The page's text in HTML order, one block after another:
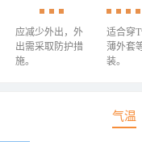
应减少外出，外
出需采取防护措
施。
适合穿
薄外套
装。
气温